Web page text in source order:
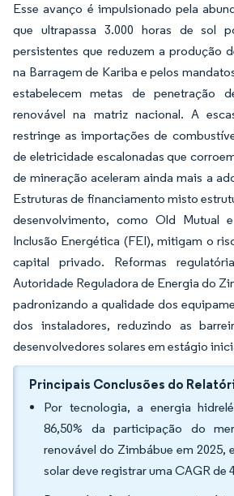
Esse avanço é impulsionado pela
que ultrapassa 3.000 horas de sol
persistentes que reduzem a produção
na Barragem de Kariba e pelos
estabelecem metas de penetração
renovável na matriz nacional. A
restringe as importações de
de eletricidade escalonadas que
de mineração aceleram ainda mais a
Estruturas de financiamento misto
desenvolvimento, como Old Mutual
Inclusão Energética (FEI), mitigam o
capital privado. Reformas
Autoridade Reguladora de Energia do
padronizando a qualidade dos
dos instaladores, reduzindo as
desenvolvedores solares em estágio
Principais Conclusões do
Por tecnologia, a energia
86,50% da participação do
renovável do Zimbábue em 2025,
solar deve registrar uma CAGR de